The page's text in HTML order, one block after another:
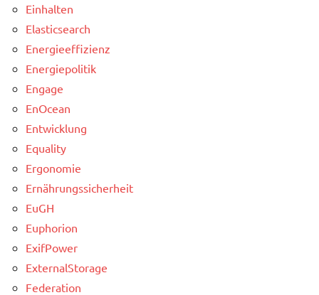
Einhalten
Elasticsearch
Energieeffizienz
Energiepolitik
Engage
EnOcean
Entwicklung
Equality
Ergonomie
Ernährungssicherheit
EuGH
Euphorion
ExifPower
ExternalStorage
Federation